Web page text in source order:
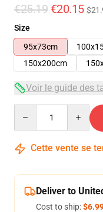
€25.19 €20.15
Size
95x73cm
150x200cm
Voir le guide des
Cette vente se
Deliver to
Cost to ship: